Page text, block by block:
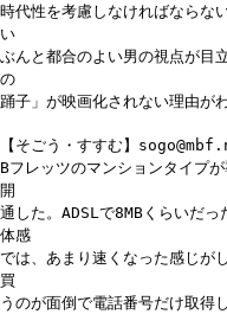
時代性を考慮しなければならな
い
ぶんと都合のよい男の視点が目
の
踊子」が映画化されない理由が
【そごう・すすむ】
Bフレッツのマンションタイプ
開
通した。ADSLで8MBくらいだっ
体感
では、あまり速くなった感じが
買
うのが面倒で電話番号だけ取得